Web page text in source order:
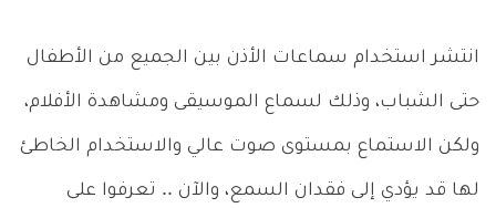
انتشر استخدام سماعات الأذن بين الجميع من الأطفال
حتى الشباب، وذلك لسماع الموسيقى ومشاهدة الأفلام،
ولكن الاستماع بمستوى صوت عالي والاستخدام الخاطئ
لها قد يؤدي إلى فقدان السمع، والآن .. تعرفوا على